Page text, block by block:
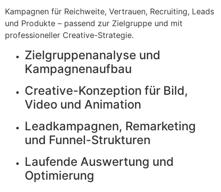
Kampagnen für Reichweite, Vertrauen, Recruiting, Leads
und Produkte – passend zur Zielgruppe und mit
professioneller Creative-Strategie.
Zielgruppenanalyse und
Kampagnenaufbau
Creative-Konzeption für Bild,
Video und Animation
Leadkampagnen, Remarketing
und Funnel-Strukturen
Laufende Auswertung und
Optimierung